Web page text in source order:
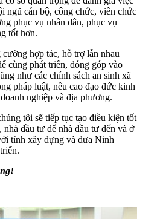
ngũ cán bộ, công chức, viên chức
phục vụ nhân dân, phục vụ
tốt hơn.
hợp tác, hỗ trợ lẫn nhau
cùng phát triển, đóng góp vào
như các chính sách an sinh xã
pháp luật, nêu cao đạo đức kinh
nghiệp và địa phương.
tôi sẽ tiếp tục tạo điều kiện tốt
nhà đầu tư để nhà đầu tư đến và ở
tỉnh xây dựng và đưa Ninh